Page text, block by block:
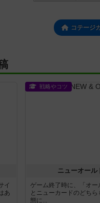
コテージ
イ
あ
戦略やコツ
ニューオール
ゲーム終了時に、「オー
とニューカードのどちら
態に...